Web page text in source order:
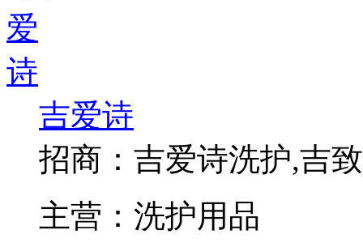
吉爱诗
招商： 吉爱诗洗护,吉
主营： 洗护用品